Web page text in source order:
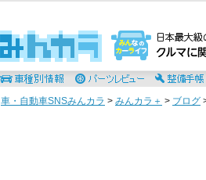
車・自動車SNSみんカラ > みんカラ＋ > ブログ